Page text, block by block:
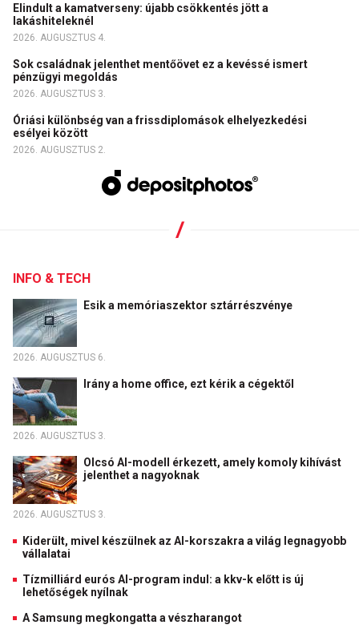
Elindult a kamatverseny: újabb csökkentés jött a
lakáshiteleknél
2026. AUGUSZTUS 4.
Sok családnak jelenthet mentőövet ez a kevéssé ismert
pénzügyi megoldás
2026. AUGUSZTUS 3.
Óriási különbség van a frissdiplomások elhelyezkedési
esélyei között
2026. AUGUSZTUS 2.
INFO & TECH
Esik a memóriaszektor sztárrészvénye
2026. AUGUSZTUS 6.
Irány a home office, ezt kérik a cégektől
2026. AUGUSZTUS 3.
Olcsó AI-modell érkezett, amely komoly kihívást
jelenthet a nagyoknak
2026. AUGUSZTUS 3.
Kiderült, mivel készülnek az AI-korszakra a világ legnagyobb
vállalatai
Tízmilliárd eurós AI-program indul: a kkv-k előtt is új
lehetőségek nyílnak
A Samsung megkongatta a vészharangot